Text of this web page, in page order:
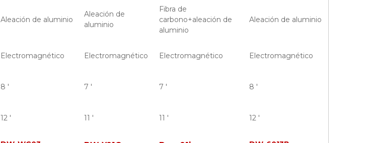
Aleación de aluminio
Aleación de
aluminio
Fibra de
carbono+aleación de
aluminio
Aleación de aluminio
Electromagnético Electromagnético Electromagnético Electromagnético
8 ' 7 ' 7 ' 8 '
12 ' 11 ' 11 ' 12 '